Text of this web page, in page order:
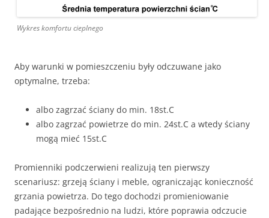
Wykres komfortu cieplnego
Aby warunki w pomieszczeniu były odczuwane jako
optymalne, trzeba:
albo zagrzać ściany do min. 18st.C
albo zagrzać powietrze do min. 24st.C a wtedy ściany
mogą mieć 15st.C
Promienniki podczerwieni realizują ten pierwszy
scenariusz: grzeją ściany i meble, ograniczając konieczność
grzania powietrza. Do tego dochodzi promieniowanie
padające bezpośrednio na ludzi, które poprawia odczucie